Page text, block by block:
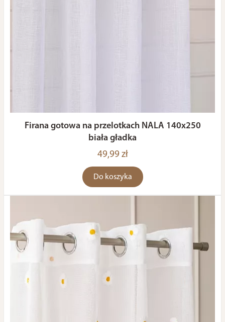
Firana gotowa na przelotkach NALA 140x250
biała gładka
49,99 zł
Do koszyka